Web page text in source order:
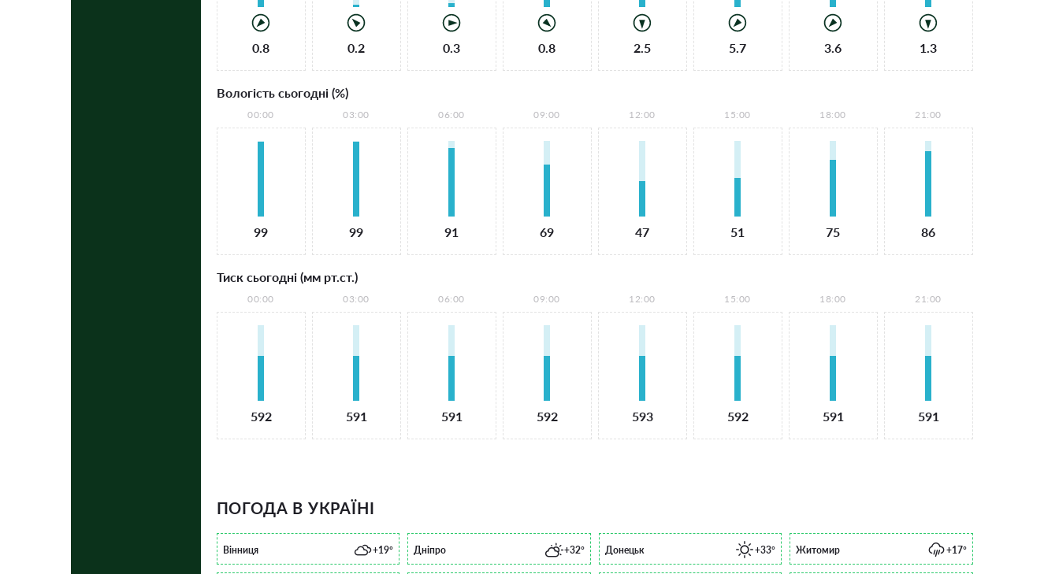
0.8 0.2 0.3 0.8 2.5 5.7 3.6 1.3
Вологість сьогодні (%)
00:00
99
03:00
99
06:00
91
09:00
69
12:00
47
15:00
51
18:00
75
21:00
86
Тиск сьогодні (мм рт.ст.)
00:00
592
03:00
591
06:00
591
09:00
592
12:00
593
15:00
592
18:00
591
21:00
591
ПОГОДА В УКРАЇНІ
Вінниця +19° Дніпро +32° Донецьк +33° Житомир +17°